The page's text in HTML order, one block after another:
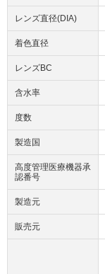
レンズ直径(DIA)
着色直径
レンズBC
含水率
度数
製造国
高度管理医療機器承
認番号
製造元
販売元